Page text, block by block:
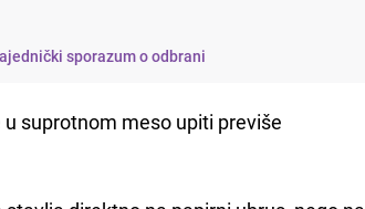
sporazum o odbrani
u suprotnom meso upiti previše